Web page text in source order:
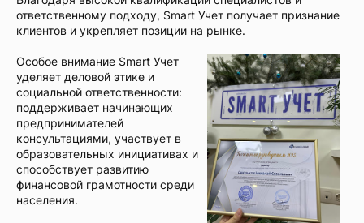
ответственному подходу, Smart Учет получает признание
клиентов и укрепляет позиции на рынке.
Особое внимание Smart Учет
уделяет деловой этике и
социальной ответственности:
поддерживает начинающих
предпринимателей
консультациями, участвует в
образовательных инициативах и
способствует развитию
финансовой грамотности среди
населения.